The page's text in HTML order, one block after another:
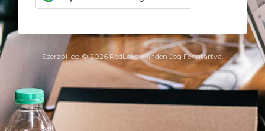
Szerzői jog © 2026 RedLake. Minden Jog Fenntartva.